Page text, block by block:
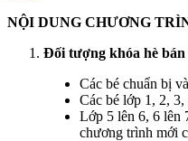
NỘI DUNG CHƯƠNG
Đối tượng khóa hè
Các bé chuẩn bị
Các bé lớp 1, 2, 3,
Lớp 5 lên 6, 6 lên
chương trình mới